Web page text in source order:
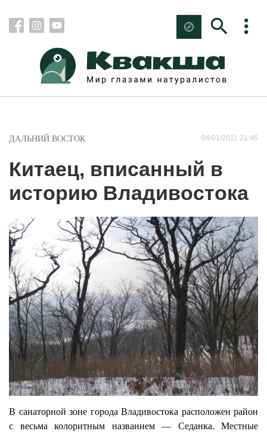
ДАЛЬНИЙ ВОСТОК 04/01/2011 21:46
Китаец, вписанный в
историю Владивостока
В санаторной зоне города Владивостока расположен район
с весьма колоритным названием — Седанка. Местные